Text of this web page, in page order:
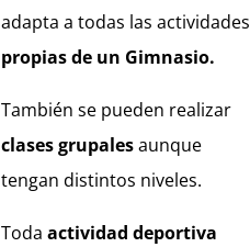
adapta a todas las actividades
propias de un Gimnasio.
También se pueden realizar
clases grupalesaunque
tengan distintos niveles.
Toda actividad deportiva